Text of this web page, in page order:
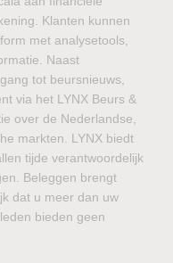
Klanten kunnen
met analysetools,
Naast
tot beursnieuws,
via het LYNX Beurs &
over de Nederlandse,
markten. LYNX biedt
tijde verantwoordelijk
Beleggen brengt
dat u meer dan uw
bieden geen